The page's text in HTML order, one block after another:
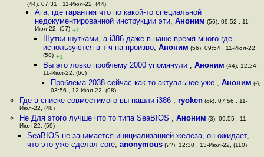
(44), 07:31 , 11-Июл-22, (44)
Ага, где гарантия что по какой-то специальной
недокументированной инструкции эти,Аноним (56), 09:52 , 11-
Июл-22, (57) +1
Шутки шутками, а i386 даже в наше время много где
используются в т ч на произво, Аноним (56), 09:54 , 11-Июл-22,
(58) +1
Вы это ловко проблему 2000 упомянули , Аноним (44), 12:24 ,
11-Июл-22, (66)
Проблема 2038 сейчас как-то актуальнее уже , Аноним (-),
03:56 , 12-Июл-22, (98)
Где в списке совместимого вы нашли i386 , ryoken(ok), 07:56 , 11-
Июл-22, (48)
Не Для этого лучше что то типа SeaBIOS , Аноним (3), 09:55 , 11-
Июл-22, (59)
SeaBIOS не занимается инициализацией железа, он ожидает,
что это уже сделал core, anonymous(??), 12:30 , 13-Июл-22, (110)